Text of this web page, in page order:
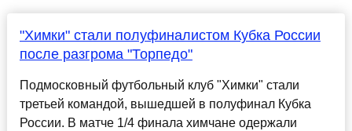
"Химки" стали полуфиналистом Кубка России
после разгрома "Торпедо"
Подмосковный футбольный клуб "Химки" стали
третьей командой, вышедшей в полуфинал Кубка
России. В матче 1/4 финала химчане одержали